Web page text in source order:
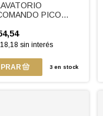
PICO
sin interés
3en stock